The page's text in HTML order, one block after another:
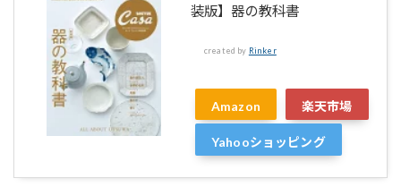
装版】器の教科書
created by Rinker
Amazon 楽天市場
Yahooショッピング